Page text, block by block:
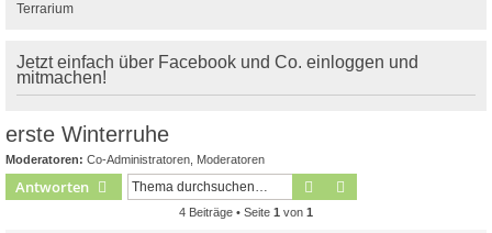
Terrarium
Jetzt einfach über Facebook und Co. einloggen und
mitmachen!
erste Winterruhe
Moderatoren: Co-Administratoren Moderatoren
Antworten Suche
4 Beiträge • Seite 1 von 1